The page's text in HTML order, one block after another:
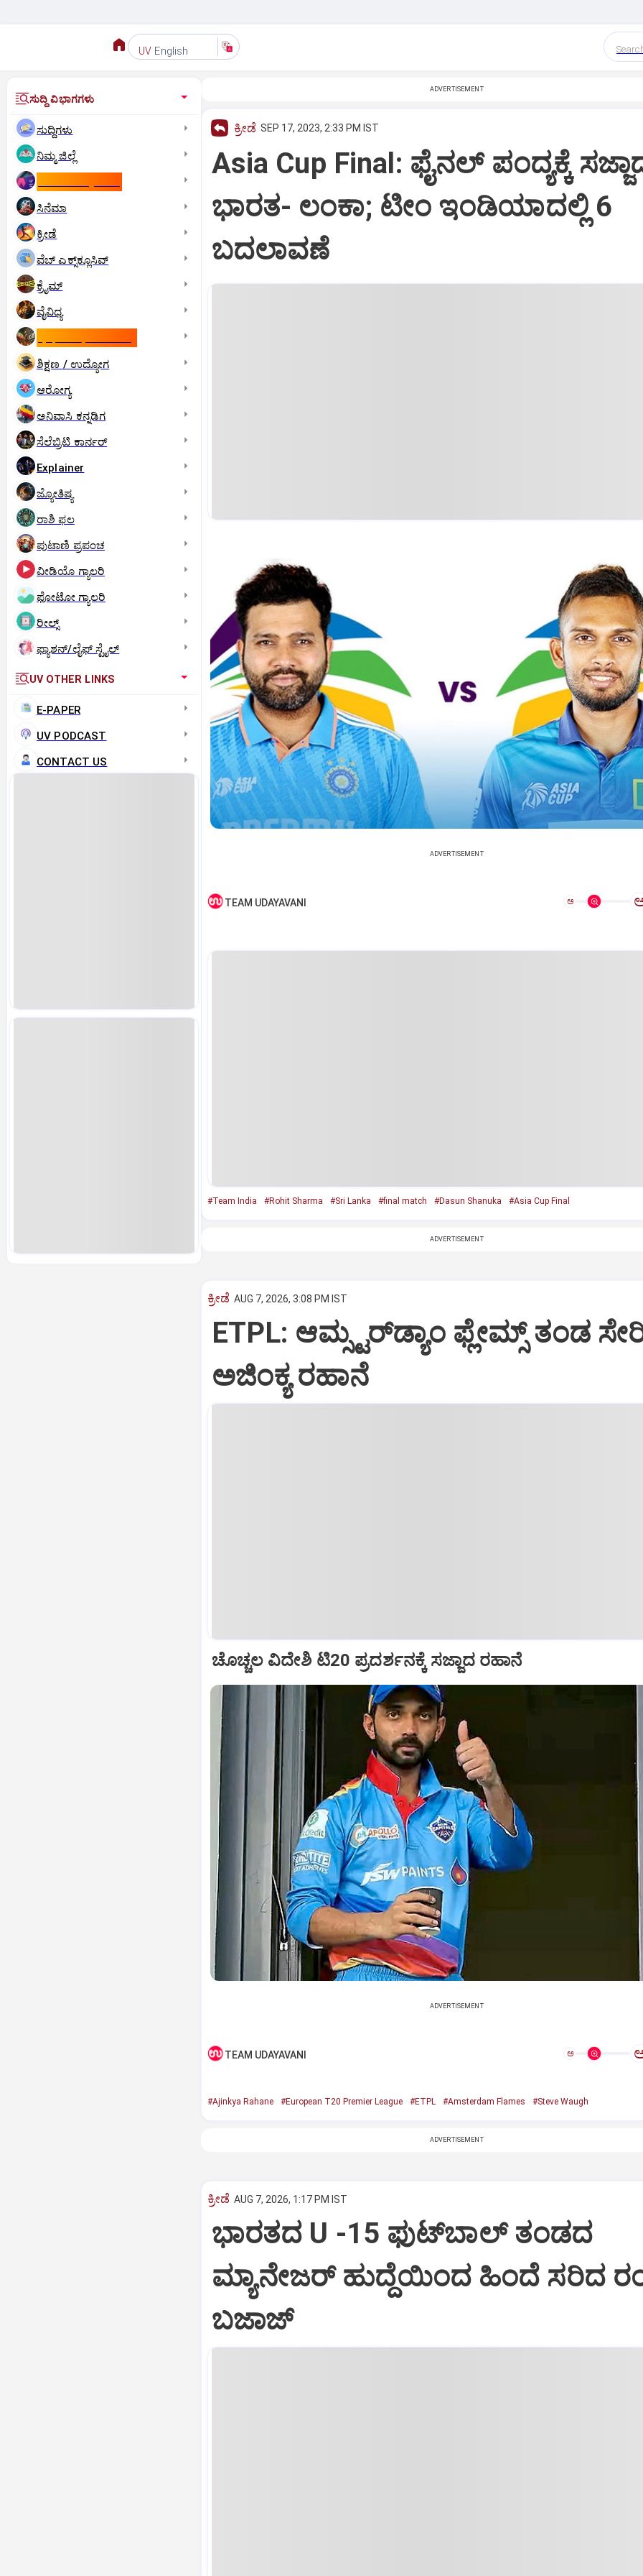
UV English
ಸುದ್ದಿ ವಿಭಾಗಗಳು
ಸುದ್ದಿಗಳು
ನಿಮ್ಮ ಜಿಲ್ಲೆ
ಸಿನೆಮಾ
ಕ್ರೀಡೆ
ವೆಬ್ ಎಕ್ಸ್‌ಕ್ಲೂಸಿವ್
ಕ್ರೈಮ್
ವೈವಿಧ್ಯ
ಶಿಕ್ಷಣ / ಉದ್ಯೋಗ
ಆರೋಗ್ಯ
ಅನಿವಾಸಿ ಕನ್ನಡಿಗ
ಸೆಲೆಬ್ರಿಟಿ ಕಾರ್ನರ್‌
Explainer
ಜ್ಯೋತಿಷ್ಯ
ರಾಶಿ ಫಲ
ಪುಟಾಣಿ ಪ್ರಪಂಚ
ವೀಡಿಯೊ ಗ್ಯಾಲರಿ
ಫೋಟೋ ಗ್ಯಾಲರಿ
ರೀಲ್ಸ್
ಫ್ಯಾಶನ್/ಲೈಫ್‌ ಸ್ಟೈಲ್
UV OTHER LINKS
E-PAPER
UV PODCAST
CONTACT US
ADVERTISEMENT
ಕ್ರೀಡೆ SEP 17, 2023, 2:33 PM IST
Asia Cup Final: ಫೈನಲ್ ಪಂದ್ಯಕ್ಕೆ
ಭಾರತ- ಲಂಕಾ; ಟೀಂ ಇಂಡಿಯಾದಲ್ಲಿ 6
ಬದಲಾವಣೆ
ADVERTISEMENT
TEAM UDAYAVANI ಅ
#Team India #Rohit Sharma #Sri Lanka #final match #Dasun Shanuka #Asia Cup Final
ADVERTISEMENT
ಕ್ರೀಡೆ AUG 7, 2026, 3:08 PM IST
ETPL: ಆಮ್ಸ್ಟರ್‌ಡ್ಯಾಂ ಫ್ಲೇಮ್ಸ್‌ ತಂಡ
ಅಜಿಂಕ್ಯ ರಹಾನೆ
ಚೊಚ್ಚಲ ವಿದೇಶಿ ಟಿ20 ಪ್ರದರ್ಶನಕ್ಕೆ ಸಜ್ಜಾದ ರಹಾನೆ
ADVERTISEMENT
TEAM UDAYAVANI ಅ
#Ajinkya Rahane #European T20 Premier League #ETPL #Amsterdam Flames #Steve Waugh
ADVERTISEMENT
ಕ್ರೀಡೆ AUG 7, 2026, 1:17 PM IST
ಭಾರತದ U -15 ಫುಟ್‌ಬಾಲ್ ತಂಡದ
ಮ್ಯಾನೇಜರ್‌ ಹುದ್ದೆಯಿಂದ ಹಿಂದೆ ಸರಿದ
ಬಜಾಜ್‌